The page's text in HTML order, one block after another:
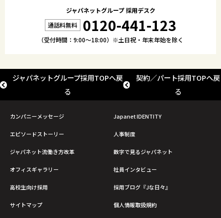
ジャパネットグループ 採用デスク
0120-441-123
（受付時間：9:00～18:00）※土日祝・年末年始を除く
ジャパネットグループ採用TOPへ戻
る
契約／パート採用TOPへ戻
る
カンパニーメッセージ Japanet IDENTITY
エピソードストーリー 人事制度
ジャパネット流働き方改革 数字で見るジャパネット
オフィスギャラリー 社員インタビュー
高校生向け採用 採用ブログ『Jな日々』
サイトマップ 個人情報取扱規約